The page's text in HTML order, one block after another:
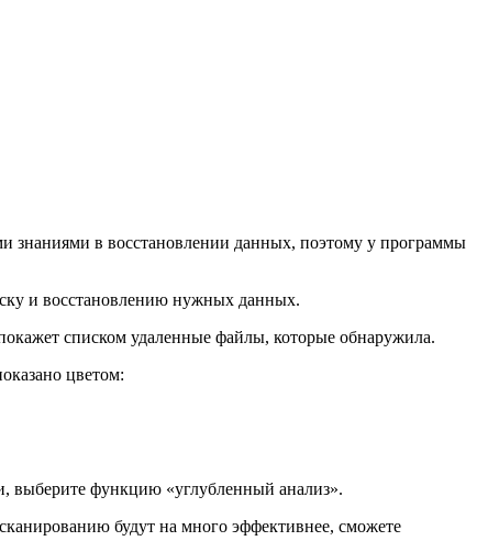
знаниями в восстановлении данных, поэтому у программы
и восстановлению нужных данных.
списком удаленные файлы, которые обнаружила.
цветом:
выберите функцию «углубленный анализ».
будут на много эффективнее, сможете